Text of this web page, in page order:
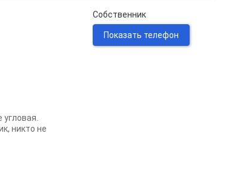
никто не
Собственник
Показать телефон